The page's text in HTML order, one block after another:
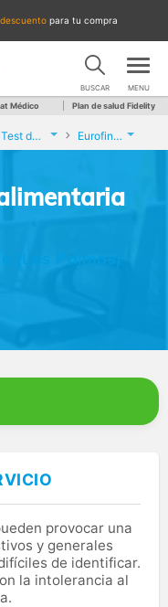
para tu compra
BUSCAR MENU
Médico Plan de salud Fidelity
Test de intolerancia alimentaria Eurofins LGS Telde
(Las Palmas)
provocar una
y generales
de identificar.
la intolerancia al